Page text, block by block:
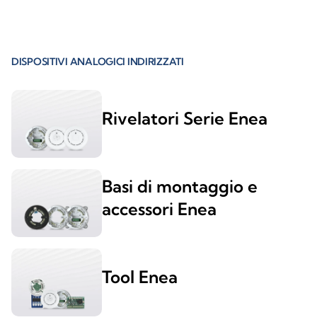
DISPOSITIVI ANALOGICI INDIRIZZATI
Rivelatori Serie Enea
Basi di montaggio e
accessori Enea
Tool Enea